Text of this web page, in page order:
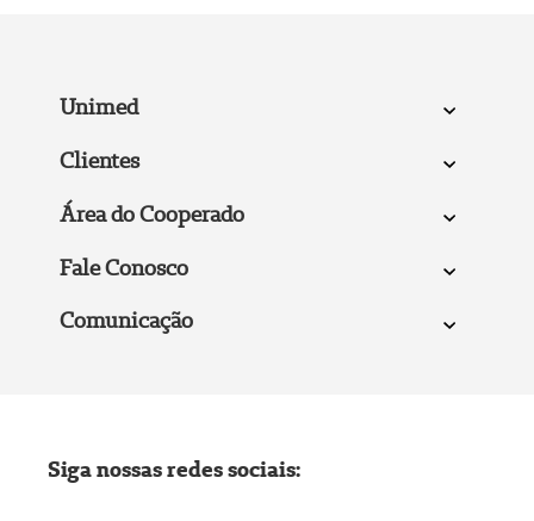
Unimed
Clientes
Área do Cooperado
Fale Conosco
Comunicação
Siga nossas redes sociais: